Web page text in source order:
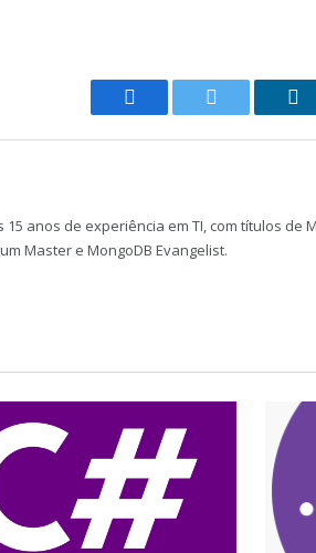
Facebook Twitter
15 anos de experiência em TI, com títulos de
Master e MongoDB Evangelist.